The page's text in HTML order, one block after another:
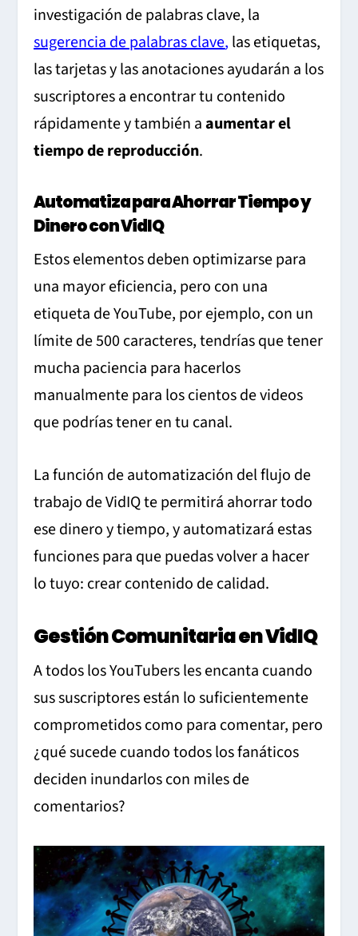
investigación de palabras clave, la
sugerencia de palabras clave, las etiquetas,
las tarjetas y las anotaciones ayudarán a los
suscriptores a encontrar tu contenido
rápidamente y también aaumentar el
tiempo de reproducción.
Automatiza para Ahorrar Tiempo y
Dinero con VidIQ
Estos elementos deben optimizarse para
una mayor eficiencia, pero con una
etiqueta de YouTube, por ejemplo, con un
límite de 500 caracteres, tendrías que tener
mucha paciencia para hacerlos
manualmente para los cientos de videos
que podrías tener en tu canal.
La función de automatización del flujo de
trabajo de VidIQ te permitirá ahorrar todo
ese dinero y tiempo, y automatizará estas
funciones para que puedas volver a hacer
lo tuyo: crear contenido de calidad.
Gestión Comunitaria en VidIQ
A todos los YouTubers les encanta cuando
sus suscriptores están lo suficientemente
comprometidos como para comentar, pero
¿qué sucede cuando todos los fanáticos
deciden inundarlos con miles de
comentarios?